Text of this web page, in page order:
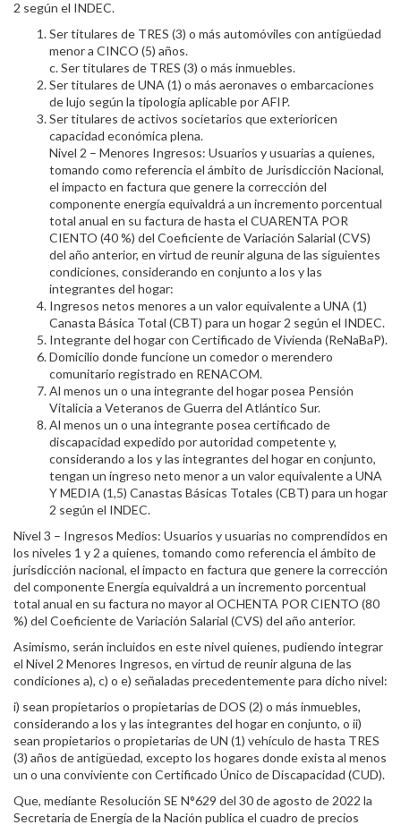
2 según el INDEC.
Ser titulares de TRES (3) o más automóviles con antigüedad
menor a CINCO (5) años.
c. Ser titulares de TRES (3) o más inmuebles.
Ser titulares de UNA (1) o más aeronaves o embarcaciones
de lujo según la tipología aplicable por AFIP.
Ser titulares de activos societarios que exterioricen
capacidad económica plena.
Nivel 2 – Menores Ingresos: Usuarios y usuarias a quienes,
tomando como referencia el ámbito de Jurisdicción Nacional,
el impacto en factura que genere la corrección del
componente energía equivaldrá a un incremento porcentual
total anual en su factura de hasta el CUARENTA POR
CIENTO (40 %) del Coeficiente de Variación Salarial (CVS)
del año anterior, en virtud de reunir alguna de las siguientes
condiciones, considerando en conjunto a los y las
integrantes del hogar:
Ingresos netos menores a un valor equivalente a UNA (1)
Canasta Básica Total (CBT) para un hogar 2 según el INDEC.
Integrante del hogar con Certificado de Vivienda (ReNaBaP).
Domicilio donde funcione un comedor o merendero
comunitario registrado en RENACOM.
Al menos un o una integrante del hogar posea Pensión
Vitalicia a Veteranos de Guerra del Atlántico Sur.
Al menos un o una integrante posea certificado de
discapacidad expedido por autoridad competente y,
considerando a los y las integrantes del hogar en conjunto,
tengan un ingreso neto menor a un valor equivalente a UNA
Y MEDIA (1,5) Canastas Básicas Totales (CBT) para un hogar
2 según el INDEC.
Nivel 3 – Ingresos Medios: Usuarios y usuarias no comprendidos en
los niveles 1 y 2 a quienes, tomando como referencia el ámbito de
jurisdicción nacional, el impacto en factura que genere la corrección
del componente Energía equivaldrá a un incremento porcentual
total anual en su factura no mayor al OCHENTA POR CIENTO (80
%) del Coeficiente de Variación Salarial (CVS) del año anterior.
Asimismo, serán incluidos en este nivel quienes, pudiendo integrar
el Nivel 2 Menores Ingresos, en virtud de reunir alguna de las
condiciones a), c) o e) señaladas precedentemente para dicho nivel:
i) sean propietarios o propietarias de DOS (2) o más inmuebles,
considerando a los y las integrantes del hogar en conjunto, o ii)
sean propietarios o propietarias de UN (1) vehículo de hasta TRES
(3) años de antigüedad, excepto los hogares donde exista al menos
un o una conviviente con Certificado Único de Discapacidad (CUD).
Que, mediante Resolución SE N°629 del 30 de agosto de 2022 la
Secretaria de Energía de la Nación publica el cuadro de precios